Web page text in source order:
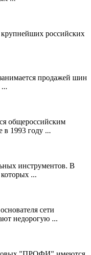
российских
продажей шин
общероссийским
в 1993 году ...
инструментов. В
...
сети
недорогую ...